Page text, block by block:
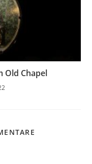
Old Chapel